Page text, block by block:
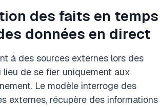
des faits en temps
données en direct
à des sources externes lors des
lieu de se fier uniquement aux
Le modèle interroge des
externes, récupère des informations